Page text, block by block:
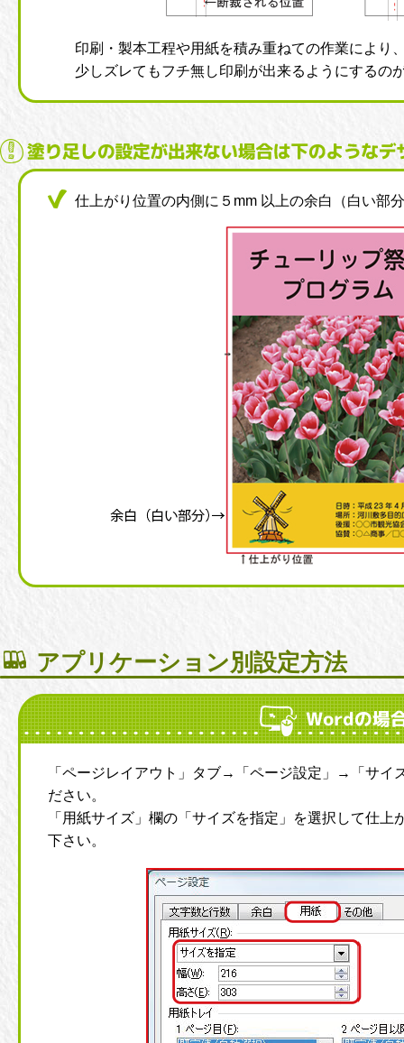
印刷・製本工程や用紙を積み重ねての作業により
少しズレてもフチ無し印刷が出来るようにするの
仕上がり位置の内側に５mm 以上の余白（白い部
アプリケーション別設定方法
「ページレイアウト」タブ→「ページ設定」→「サイ
ださい。
「用紙サイズ」欄の「サイズを指定」を選択して仕
下さい。